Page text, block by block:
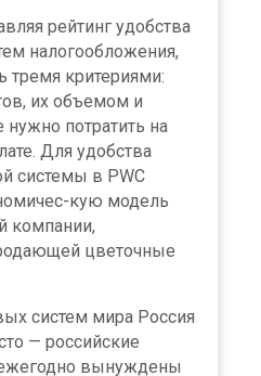
рейтинг удобства
налогообложения,
тремя критериями:
их объемом и
потратить на
Для удобства
системы в PWC
кую модель
компании,
цветочные
систем мира Россия
— российские
вынуждены